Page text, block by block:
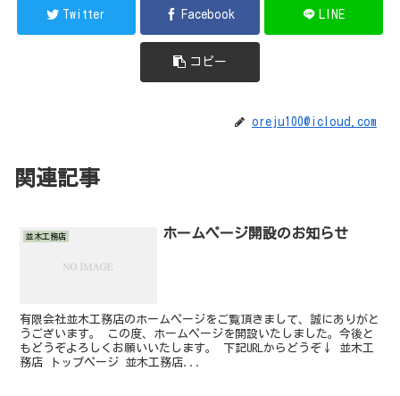
Twitter Facebook LINE
コピー
oreju100@icloud.com
関連記事
並木工務店 ホームページ開設のお知らせ
有限会社並木工務店のホームページをご覧頂きまして、誠にありがと
うございます。 この度、ホームページを開設いたしました。今後と
もどうぞよろしくお願いいたします。 下記URLからどうぞ↓ 並木工
務店 トップページ 並木工務店...